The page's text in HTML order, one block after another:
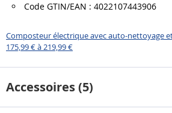
Code GTIN/EAN : 4022107443906
Composteur électrique avec auto-nettoyage
175,99 € à 219,99 €
Accessoires (5)